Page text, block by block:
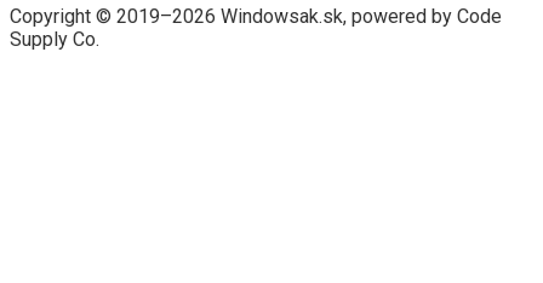
Copyright © 2019–2026 Windowsak.sk, powered by Code
Supply Co.